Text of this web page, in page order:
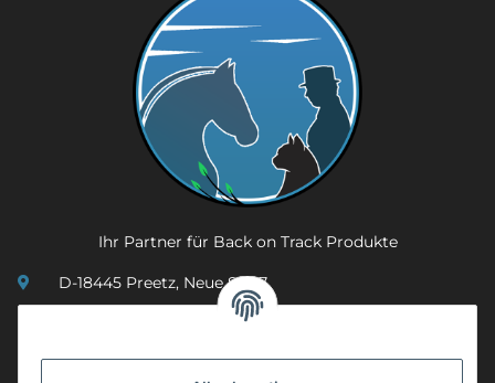
Ihr Partner für Back on Track Produkte
D-18445 Preetz, Neue Str. 7
info@mobility-in-harmony.de